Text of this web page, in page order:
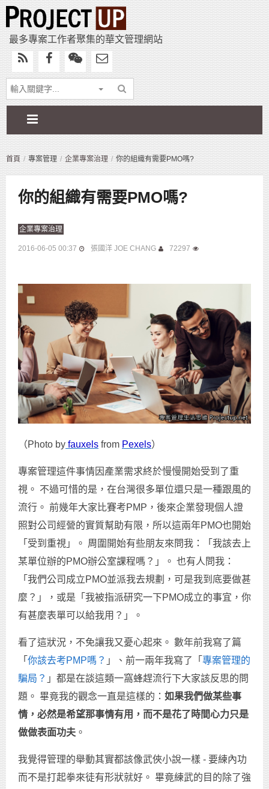
最多專案工作者聚集的華文管理網站
首頁 專案管理 企業專案治理 你的組織有需要PMO嗎?
你的組織有需要PMO嗎?
企業專案治理
2016-06-05 00:37 張國洋 JOE CHANG 72297
（Photo by fauxels from Pexels）
專案管理這件事情因產業需求終於慢慢開始受到了重
視。 不過可惜的是，在台灣很多單位還只是一種跟風的
流行。 前幾年大家比賽考PMP，後來企業發現個人證
照對公司經營的實質幫助有限，所以這兩年PMO也開始
「受到重視」。 周圍開始有些朋友來問我：「我該去上
某單位辦的PMO辦公室課程嗎？」。 也有人問我：
「我們公司成立PMO並派我去規劃，可是我到底要做甚
麼？」，或是「我被指派研究一下PMO成立的事宜，你
有甚麼表單可以給我用？」。
看了這狀況，不免讓我又憂心起來。 數年前我寫了篇
「 你該去考PMP嗎？ 」、前一兩年我寫了「 專案管理的
騙局？ 」都是在談這類一窩蜂趕流行下大家該反思的問
題。 畢竟我的觀念一直是這樣的： 如果我們做某些事
情，必然是希望那事情有用，而不是花了時間心力只是
做做表面功夫 。
我覺得管理的舉動其實都該像武俠小說一樣 - 要練內功
而不是打起拳來徒有形狀就好。 畢竟練武的目的除了強